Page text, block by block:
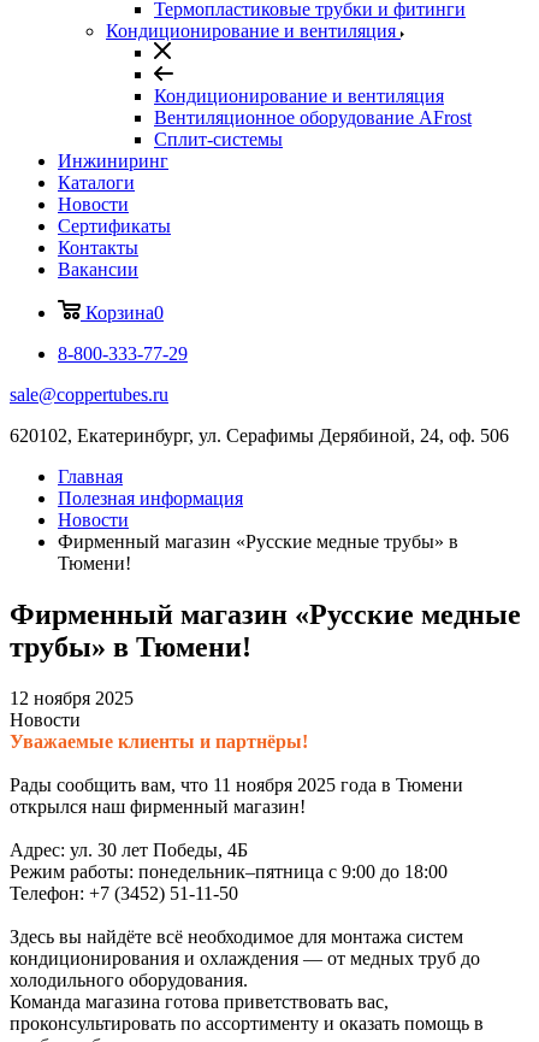
Термопластиковые трубки и фитинги
Кондиционирование и вентиляция
Кондиционирование и вентиляция
Вентиляционное оборудование AFrost
Сплит-системы
Инжиниринг
Каталоги
Новости
Сертификаты
Контакты
Вакансии
Корзина0
8-800-333-77-29
sale@coppertubes.ru
620102, Екатеринбург, ул. Серафимы Дерябиной, 24, оф. 506
Главная
Полезная информация
Новости
Фирменный магазин «Русские медные трубы» в
Тюмени!
Фирменный магазин «Русские медные
трубы» в Тюмени!
12 ноября 2025
Новости
Уважаемые клиенты и партнёры!
Рады сообщить вам, что 11 ноября 2025 года в Тюмени
открылся наш фирменный магазин!
Адрес: ул. 30 лет Победы, 4Б
Режим работы: понедельник–пятница с 9:00 до 18:00
Телефон: +7 (3452) 51-11-50
Здесь вы найдёте всё необходимое для монтажа систем
кондиционирования и охлаждения — от медных труб до
холодильного оборудования.
Команда магазина готова приветствовать вас,
проконсультировать по ассортименту и оказать помощь в